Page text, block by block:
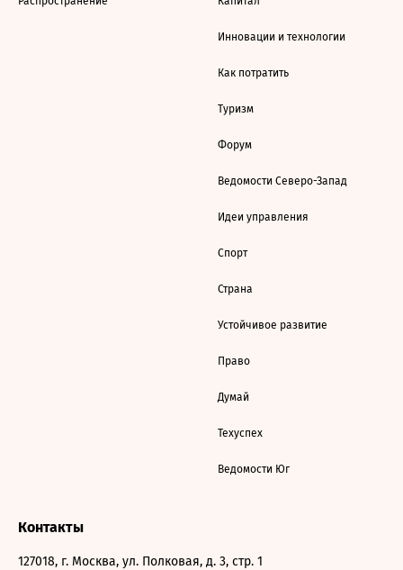
Инновации и технологии
Как потратить
Туризм
Форум
Ведомости Северо-Запад
Идеи управления
Спорт
Страна
Устойчивое развитие
Право
Думай
Техуспех
Ведомости Юг
Контакты
127018, г. Москва, ул. Полковая, д. 3, стр. 1